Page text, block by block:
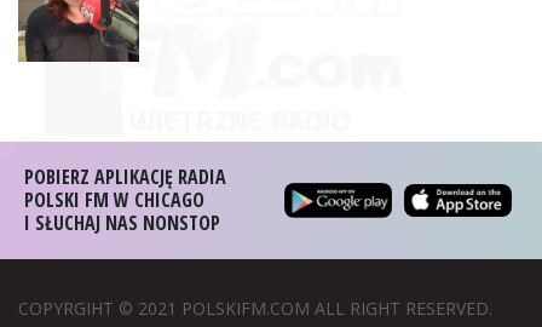
POBIERZ APLIKACJĘ RADIA
POLSKI FM W CHICAGO
I SŁUCHAJ NAS NONSTOP
COPYRGIHT © 2021 POLSKIFM.COM ALL RIGHT RESERVED.